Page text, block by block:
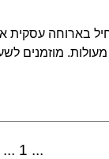
בארוחה
מוזמנים
1